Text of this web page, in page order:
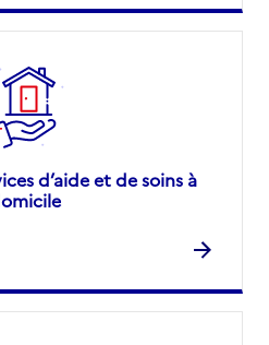
d’aide et de soins à